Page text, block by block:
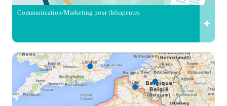
Communication/Marketing pour thérapeutes